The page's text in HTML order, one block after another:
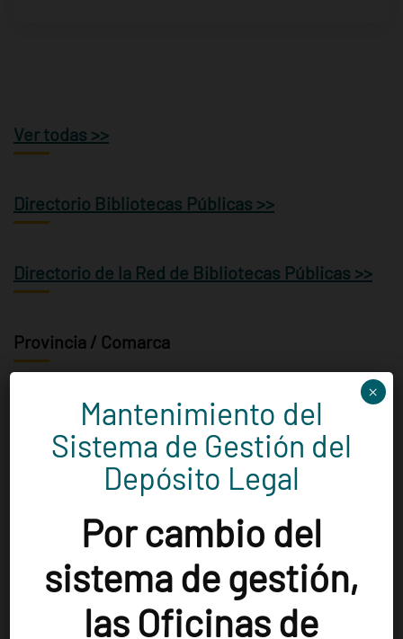
Ver todas >>
Directorio Bibliotecas Públicas >>
Directorio de la Red de Bibliotecas Públicas >>
Provincia / Comarca
Elegir la categoría
(1) Aguaviva (1) Albalate de Cinca
Albelda(1) Alcalá de Gurrea (1) Alcampell (1)
Alcolea de Cinca(1) Alcubierre(1)
Mantenimiento del
Sistema de Gestión del
Depósito Legal
Por cambio del
sistema de gestión,
las Oficinas de
×